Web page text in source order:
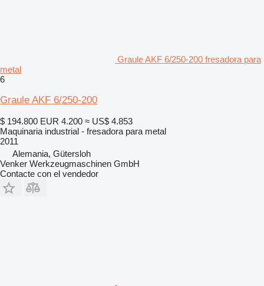
Graule AKF 6/250-200 fresadora para
metal
6
Graule AKF 6/250-200
$ 194.800 EUR 4.200 ≈ US$ 4.853
Maquinaria industrial - fresadora para metal
2011
Alemania, Gütersloh
Venker Werkzeugmaschinen GmbH
Contacte con el vendedor